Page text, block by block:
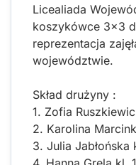
Licealiada
koszykówce 3x3
reprezentacja
województwie.
Skład drużyny :
1. Zofia
2. Karolina
3. Julia Jabłońska